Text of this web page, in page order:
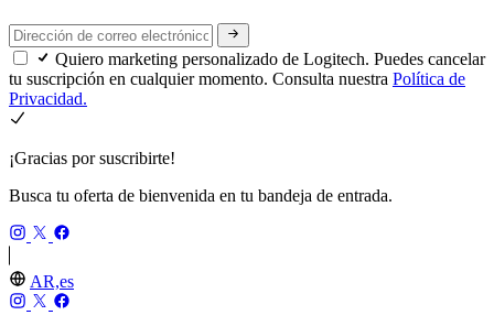
Quiero marketing personalizado de Logitech. Puedes cancelar
tu suscripción en cualquier momento. Consulta nuestra Política de
Privacidad.
¡Gracias por suscribirte!
Busca tu oferta de bienvenida en tu bandeja de entrada.
AR,es